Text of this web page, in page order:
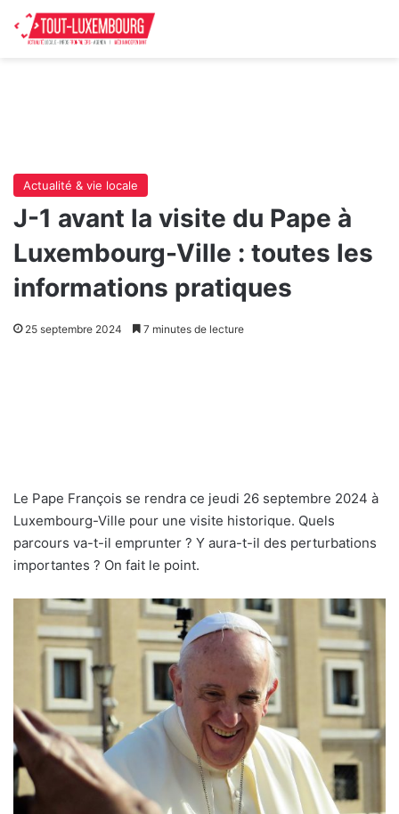
Actualité & vie locale
J-1 avant la visite du Pape à
Luxembourg-Ville : toutes les
informations pratiques
25 septembre 2024 7 minutes de lecture
Le Pape François se rendra ce jeudi 26 septembre 2024 à
Luxembourg-Ville pour une visite historique. Quels
parcours va-t-il emprunter ? Y aura-t-il des perturbations
importantes ? On fait le point.